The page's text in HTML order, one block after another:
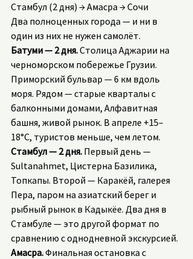
Стамбул (2 дня) → Амасра → Сочи
Два полноценных города — и ни в
один из них не нужен самолёт.
Батуми — 2 дня. Столица Аджарии на
черноморском побережье Грузии.
Приморский бульвар — 6 км вдоль
моря. Рядом — старые кварталы с
балконными домами, Алфавитная
башня, живой рынок. В апреле +15–
18°C, туристов меньше, чем летом.
Стамбул — 2 дня. Первый день —
Sultanahmet, Цистерна Базилика,
Топкапы. Второй — Каракёй, галерея
Пера, паром на азиатский берег и
рыбный рынок в Кадыкёе. Два дня в
Стамбуле — это другой формат по
сравнению с однодневной экскурсией.
Амасра. Финальная остановка с